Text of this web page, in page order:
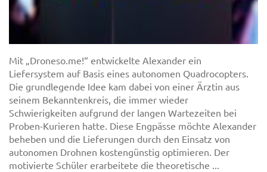
Mit „Droneso.me!“ entwickelte Alexander ein
Liefersystem auf Basis eines autonomen Quadrocopters.
Die grundlegende Idee kam dabei von einer Ärztin aus
seinem Bekanntenkreis, die immer wieder
Schwierigkeiten aufgrund der langen Wartezeiten bei
Proben-Kurieren hatte. Diese Engpässe möchte Alexander
beheben und die Lieferungen durch den Einsatz von
autonomen Drohnen kostengünstig optimieren. Der
motivierte Schüler erarbeitete die theoretische ...